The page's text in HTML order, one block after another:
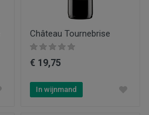
Château Tournebrise
€ 19,75
In wijnmand